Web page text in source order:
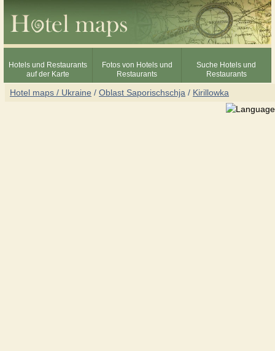
Hotels und Restaurants
auf der Karte
Fotos von Hotels und
Restaurants
Suche Hotels und
Restaurants
Hotel maps / Ukraine / Oblast Saporischschja / Kirillowka